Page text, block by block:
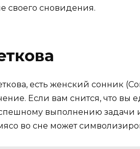
своего сновидения.
есть женский сонник
Если вам снится, что вы
выполнению
во сне может